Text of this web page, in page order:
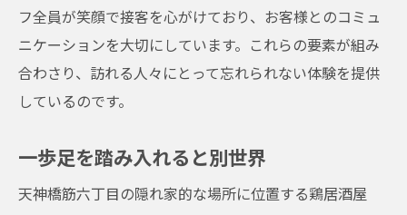
フ全員が笑顔で接客を心がけており、お客様とのコミュ
ニケーションを大切にしています。これらの要素が組み
合わさり、訪れる人々にとって忘れられない体験を提供
しているのです。
一歩足を踏み入れると別世界
天神橋筋六丁目の隠れ家的な場所に位置する鶏居酒屋